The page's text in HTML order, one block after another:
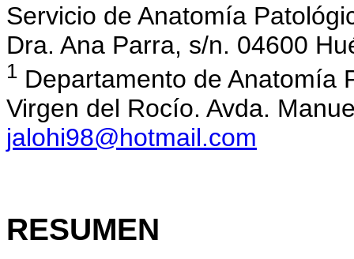
Servicio de Anatomía
Dra. Ana Parra, s/n. 04600
1 Departamento de Anatomía
Virgen del Rocío. Avda.
jalohi98@hotmail.com
RESUMEN